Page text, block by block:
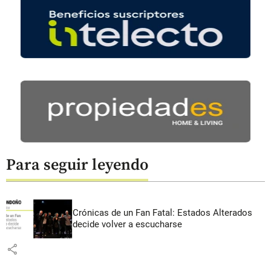
Para seguir leyendo
Crónicas de un Fan Fatal: Estados Alterados
decide volver a escucharse
share